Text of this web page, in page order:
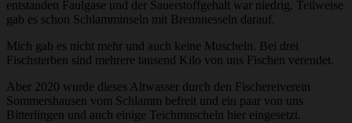
entstanden Faulgase und der Sauerstoffgehalt war niedrig. Teilweise
gab es schon Schlamminseln mit Brennnesseln darauf.
Mich gab es nicht mehr und auch keine Muscheln. Bei drei
Fischsterben sind mehrere tausend Kilo von uns Fischen verendet.
Aber 2020 wurde dieses Altwasser durch den Fischereiverein
Sommershausen vom Schlamm befreit und ein paar von uns
Bitterlingen und auch einige Teichmuscheln hier eingesetzt.